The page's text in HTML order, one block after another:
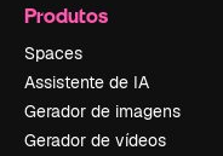
Produtos
Spaces
Assistente de IA
Gerador de imagens
Gerador de vídeos